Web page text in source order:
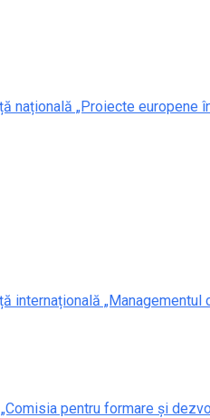
națională „Proiecte europene
internațională „Managementul
pentru formare și